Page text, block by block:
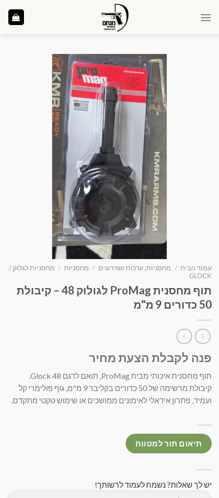
עמוד הבית / מחסניות, ערכות ושדרוגים / מחסניות / מחסניות לגלוק /
GLOCK
תוף מחסנית ProMag לגולוק 48 – קיבולת
50 כדורים 9 מ"מ
פנה לקבלת הצעת מחיר
תוף מחסנית איכותי מבית ProMag, תואם לדגם Glock 48.
קיבולת מרשימה של 50 כדורים בקליבר 9 מ"מ, גוף פולימרי קל
ועמיד, פתרון אידאלי לאימונים ממושכים או שימוש טקטי מתקדם.
תיאום תור למטווח
יש לך שאלות? נשמח לעמוד לרשותך!